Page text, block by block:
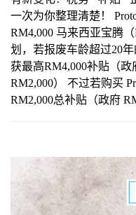
一次为你整理清楚！
RM4,000 马来西亚宝腾
划，若报废车龄超过20
获最高RM4,000补贴（政
RM2,000） 不过若购买
RM2,000总补贴（政府